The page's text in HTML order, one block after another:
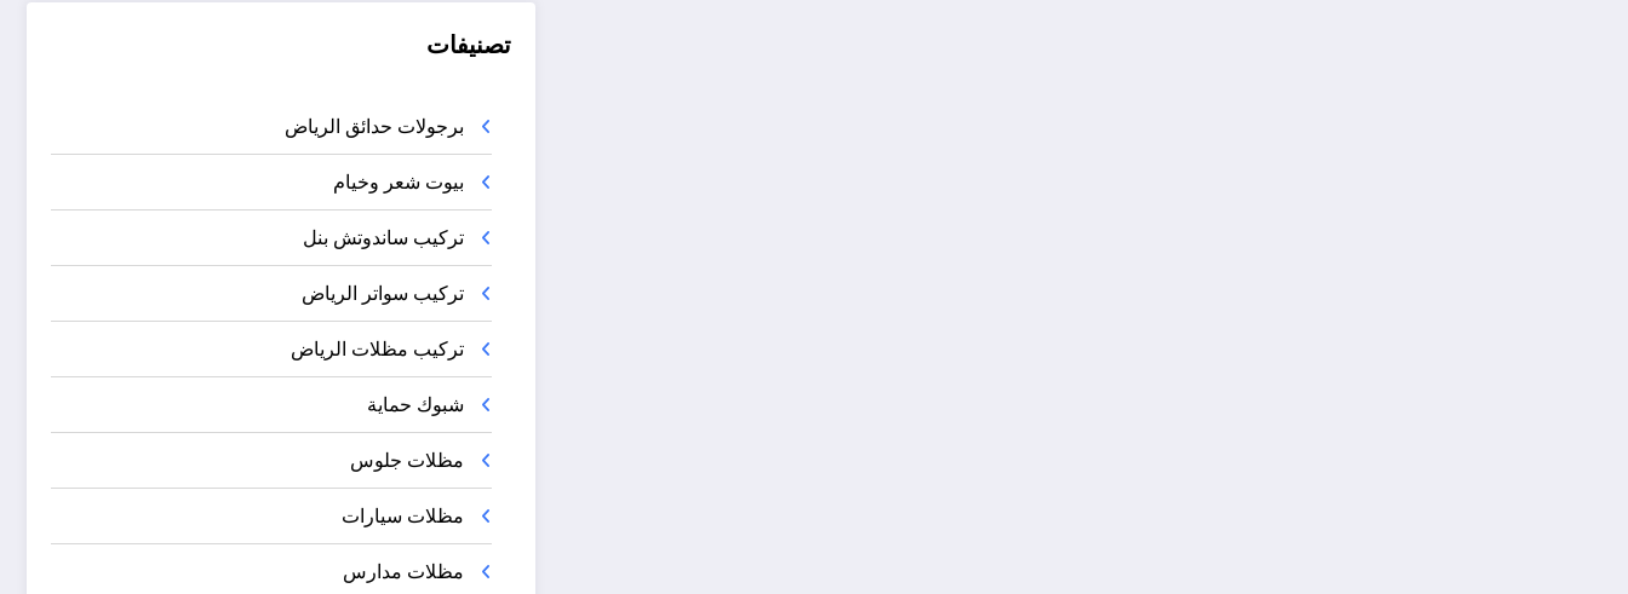
تصنيفات
برجولات حدائق الرياض
بيوت شعر وخيام
تركيب ساندوتش بنل
تركيب سواتر الرياض
تركيب مظلات الرياض
شبوك حماية
مظلات جلوس
مظلات سيارات
مظلات مدارس